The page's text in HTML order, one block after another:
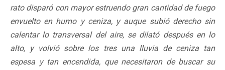
rato disparó con mayor estruendo gran cantidad de fuego
envuelto en humo y ceniza, y auque subió derecho sin
calentar lo transversal del aire, se dilató después en lo
alto, y volvió sobre los tres una lluvia de ceniza tan
espesa y tan encendida, que necesitaron de buscar su